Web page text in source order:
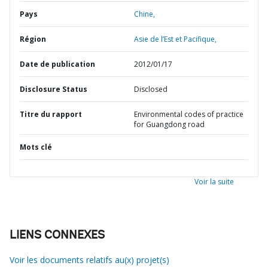
Pays Chine,
Région Asie de l’Est et Pacifique,
Date de publication 2012/01/17
Disclosure Status Disclosed
Titre du rapport
Environmental codes of practice
for Guangdong road
Mots clé
Voir la suite
LIENS CONNEXES
Voir les documents relatifs au(x) projet(s)